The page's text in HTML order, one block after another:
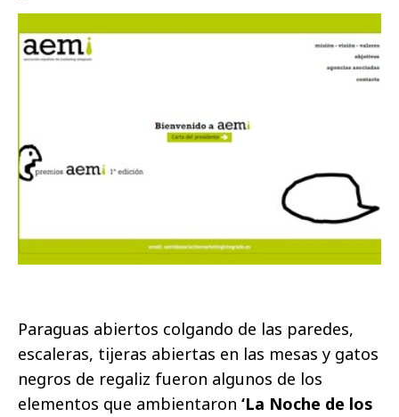
Paraguas abiertos colgando de las paredes,
escaleras, tijeras abiertas en las mesas y gatos
negros de regaliz fueron algunos de los
elementos que ambientaron ‘La Noche de los